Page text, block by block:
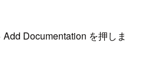
Documentation を押しま